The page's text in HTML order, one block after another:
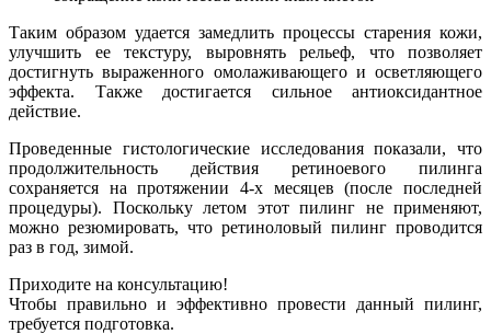
Таким образом удается замедлить процессы старения кожи,
улучшить ее текстуру, выровнять рельеф, что позволяет
достигнуть выраженного омолаживающего и осветляющего
эффекта. Также достигается сильное антиоксидантное
действие.
Проведенные гистологические исследования показали, что
продолжительность действия ретиноевого пилинга
сохраняется на протяжении 4-х месяцев (после последней
процедуры). Поскольку летом этот пилинг не применяют,
можно резюмировать, что ретиноловый пилинг проводится
раз в год, зимой.
Приходите на консультацию!
Чтобы правильно и эффективно провести данный пилинг,
требуется подготовка.